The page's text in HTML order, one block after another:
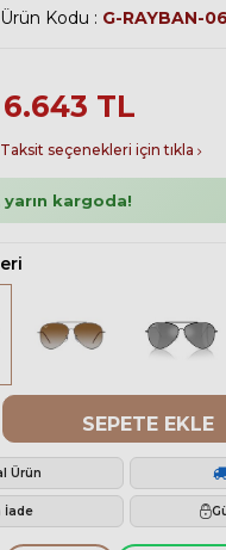
Ürün Kodu : G-RAYBAN-
6.643 TL
Taksit seçenekleri için tıkla
yarın kargoda!
SEPETE EKLE
Ürün
İade